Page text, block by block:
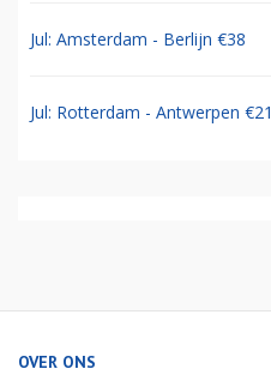
Jul: Amsterdam - Berlijn €38
Jul: Rotterdam - Antwerpen €21
OVER ONS